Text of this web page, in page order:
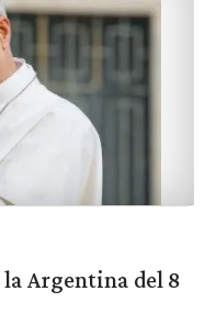
la Argentina del 8